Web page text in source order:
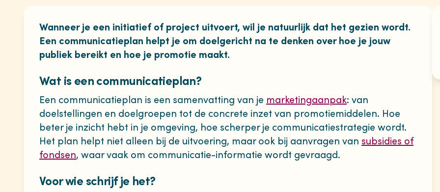
Wanneer je een initiatief of project uitvoert, wil je natuurlijk dat het gezien wordt.
Een communicatieplan helpt je om doelgericht na te denken over hoe je jouw
publiek bereikt en hoe je promotie maakt.
Wat is een communicatieplan?
Een communicatieplan is een samenvatting van je marketingaanpak: van
doelstellingen en doelgroepen tot de concrete inzet van promotiemiddelen. Hoe
beter je inzicht hebt in je omgeving, hoe scherper je communicatiestrategie wordt.
Het plan helpt niet alleen bij de uitvoering, maar ook bij aanvragen van subsidies of
fondsen, waar vaak om communicatie-informatie wordt gevraagd.
Voor wie schrijf je het?